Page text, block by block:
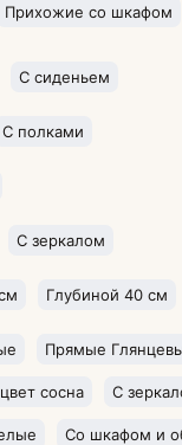
Прихожие со шкафом
С сиденьем
С полками
С зеркалом
Глубиной 40 см
Прямые
сосна С
Со шкафом и